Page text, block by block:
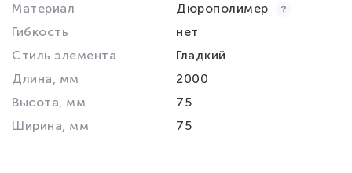
Материал
Дюрополимер
Гибкость
нет
Стиль элемента
Гладкий
Длина, мм
2000
Высота, мм
75
Ширина, мм
75